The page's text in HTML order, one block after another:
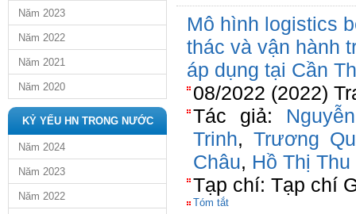
Năm 2023
Năm 2022
Năm 2021
Năm 2020
KỶ YẾU HN TRONG NƯỚC
Năm 2024
Năm 2023
Năm 2022
Mô hình logistics
thác và vận hành
áp dụng tại Cần
08/2022 (2022)
Tác giả:
Trinh,Trương
Châu, Hồ Thị Thu
Tạp chí: Tạp chí
Tóm tắt